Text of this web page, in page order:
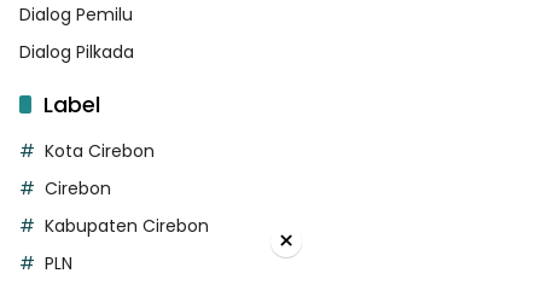
Dialog Pemilu
Dialog Pilkada
Label
Kota Cirebon
Cirebon
Kabupaten Cirebon
PLN
×